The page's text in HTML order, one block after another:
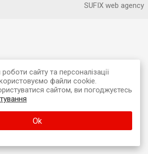
SUFIX web agency
сайту та персоналізації
файли cookie.
сайтом, ви погоджуєтесь
Ok